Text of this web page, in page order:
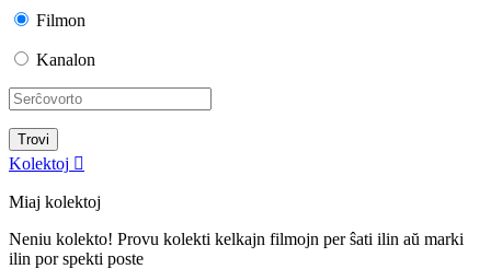
Filmon
Kanalon
Kolektoj 
Miaj kolektoj
Neniu kolekto! Provu kolekti kelkajn filmojn per ŝati ilin aŭ marki
ilin por spekti poste